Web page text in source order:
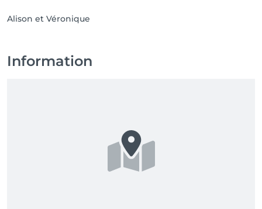
Alison et Véronique
Information